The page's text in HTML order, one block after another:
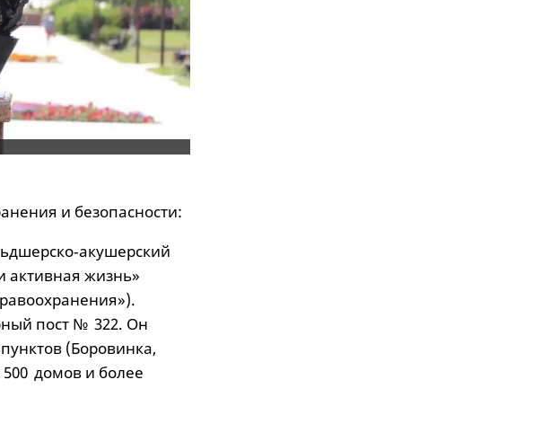
и безопасности:
активная жизнь»
пост № 322. Он
(Боровинка,
домов и более